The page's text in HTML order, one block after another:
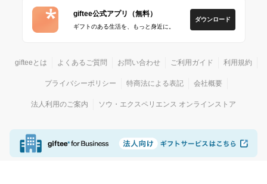
giftee公式アプリ（無料）
ギフトのある生活を、もっと身近に。
ダウンロード
gifteeとは よくあるご質問 お問い合わせ ご利用ガイド 利用規約
プライバシーポリシー 特商法による表記 会社概要
法人利用のご案内 ソウ・エクスペリエンス オンラインストア